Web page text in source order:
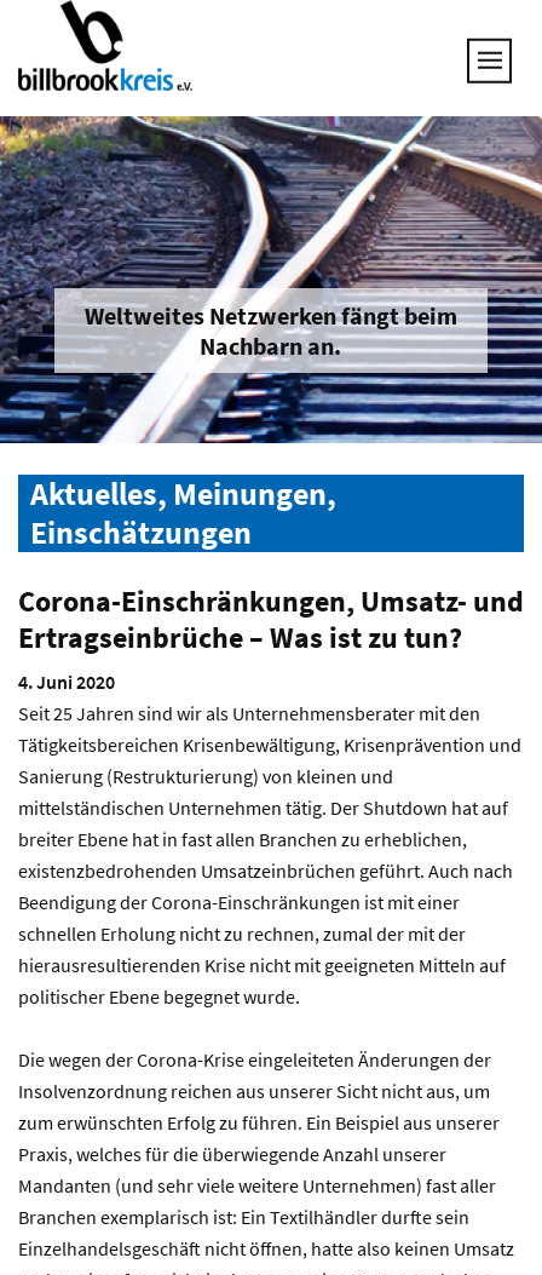
Weltweites Netzwerken fängt beim
Nachbarn an.
UNSERE THEMEN
25 JAHRE NETZWERK
GESPRÄCHSKREISE
UNTERNEHMEN & BRANCHEN
JOB & QUALIFIZIERUNG
BRANCHENINFOS
MITGLIED WERDEN
Aktuelles, Meinungen,
Einschätzungen
Corona-Einschränkungen, Umsatz- und
Ertragseinbrüche – Was ist zu tun?
4. Juni 2020
Seit 25 Jahren sind wir als Unternehmensberater mit den
Tätigkeitsbereichen Krisenbewältigung, Krisenprävention und
Sanierung (Restrukturierung) von kleinen und
mittelständischen Unternehmen tätig. Der Shutdown hat auf
breiter Ebene hat in fast allen Branchen zu erheblichen,
existenzbedrohenden Umsatzeinbrüchen geführt. Auch nach
Beendigung der Corona-Einschränkungen ist mit einer
schnellen Erholung nicht zu rechnen, zumal der mit der
hierausresultierenden Krise nicht mit geeigneten Mitteln auf
politischer Ebene begegnet wurde.
Die wegen der Corona-Krise eingeleiteten Änderungen der
Insolvenzordnung reichen aus unserer Sicht nicht aus, um
zum erwünschten Erfolg zu führen. Ein Beispiel aus unserer
Praxis, welches für die überwiegende Anzahl unserer
Mandanten (und sehr viele weitere Unternehmen) fast aller
Branchen exemplarisch ist: Ein Textilhändler durfte sein
Einzelhandelsgeschäft nicht öffnen, hatte also keinen Umsatz